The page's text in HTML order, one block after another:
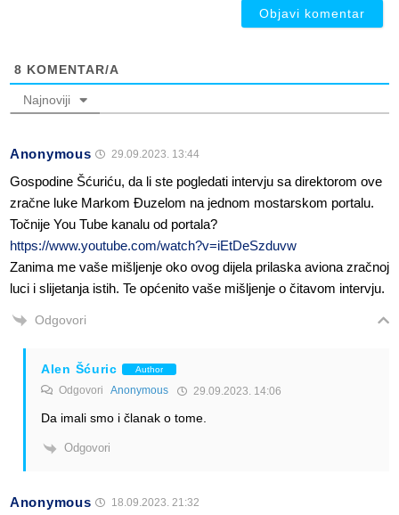
8 KOMENTAR/A
Najnoviji
Anonymous 29.09.2023. 13:44
Gospodine Šćuriću, da li ste pogledati intervju sa direktorom ove
zračne luke Markom Đuzelom na jednom mostarskom portalu.
Točnije You Tube kanalu od portala?
https://www.youtube.com/watch?v=iEtDeSzduvw
Zanima me vaše mišljenje oko ovog dijela prilaska aviona zračnoj
luci i slijetanja istih. Te općenito vaše mišljenje o čitavom intervju.
Odgovori
Alen Šćuric Author
Odgovori Anonymous 29.09.2023. 14:06
Da imali smo i članak o tome.
Odgovori
Anonymous 18.09.2023. 21:32